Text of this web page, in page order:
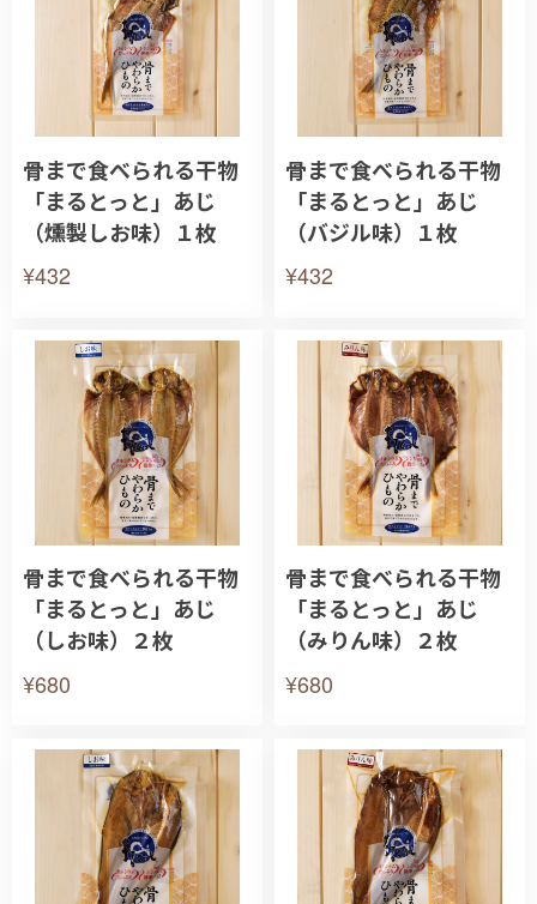
骨まで食べられる干物
「まるとっと」あじ
（燻製しお味）１枚
¥432
骨まで食べられる干物
「まるとっと」あじ
（バジル味）１枚
¥432
骨まで食べられる干物
「まるとっと」あじ
（しお味）２枚
¥680
骨まで食べられる干物
「まるとっと」あじ
（みりん味）２枚
¥680